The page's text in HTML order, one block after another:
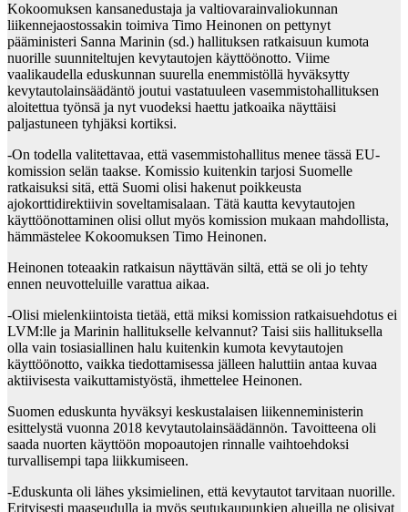
Kokoomuksen kansanedustaja ja valtiovarainvaliokunnan
liikennejaostossakin toimiva Timo Heinonen on pettynyt
pääministeri Sanna Marinin (sd.) hallituksen ratkaisuun kumota
nuorille suunniteltujen kevytautojen käyttöönotto. Viime
vaalikaudella eduskunnan suurella enemmistöllä hyväksytty
kevytautolainsäädäntö joutui vastatuuleen vasemmistohallituksen
aloitettua työnsä ja nyt vuodeksi haettu jatkoaika näyttäisi
paljastuneen tyhjäksi kortiksi.
-On todella valitettavaa, että vasemmistohallitus menee tässä EU-
komission selän taakse. Komissio kuitenkin tarjosi Suomelle
ratkaisuksi sitä, että Suomi olisi hakenut poikkeusta
ajokorttidirektiivin soveltamisalaan. Tätä kautta kevytautojen
käyttöönottaminen olisi ollut myös komission mukaan mahdollista,
hämmästelee Kokoomuksen Timo Heinonen.
Heinonen toteaakin ratkaisun näyttävän siltä, että se oli jo tehty
ennen neuvotteluille varattua aikaa.
-Olisi mielenkiintoista tietää, että miksi komission ratkaisuehdotus ei
LVM:lle ja Marinin hallitukselle kelvannut? Taisi siis hallituksella
olla vain tosiasiallinen halu kuitenkin kumota kevytautojen
käyttöönotto, vaikka tiedottamisessa jälleen haluttiin antaa kuvaa
aktiivisesta vaikuttamistyöstä, ihmettelee Heinonen.
Suomen eduskunta hyväksyi keskustalaisen liikenneministerin
esittelystä vuonna 2018 kevytautolainsäädännön. Tavoitteena oli
saada nuorten käyttöön mopoautojen rinnalle vaihtoehdoksi
turvallisempi tapa liikkumiseen.
-Eduskunta oli lähes yksimielinen, että kevytautot tarvitaan nuorille.
Erityisesti maaseudulla ja myös seutukaupunkien alueilla ne olisivat